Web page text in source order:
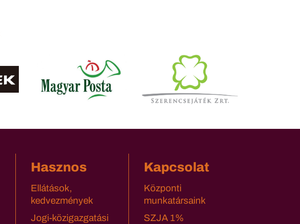
Hasznos
Ellátások,
kedvezmények
Jogi-közigazgatási
Kapcsolat
Központi
munkatársaink
SZJA 1%